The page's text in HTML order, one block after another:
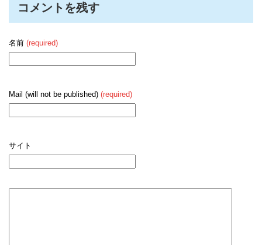
コメントを残す
名前 (required)
Mail (will not be published) (required)
サイト